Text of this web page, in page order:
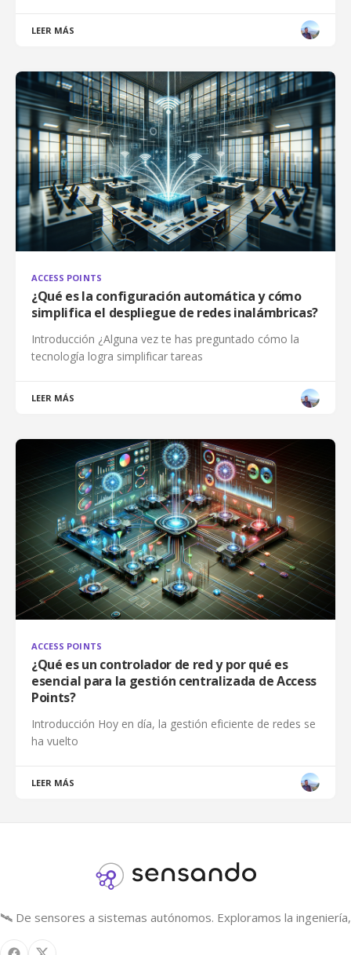
LEER MÁS
ACCESS POINTS
¿Qué es la configuración automática y cómo
simplifica el despliegue de redes inalámbricas?
Introducción ¿Alguna vez te has preguntado cómo la
tecnología logra simplificar tareas
LEER MÁS
ACCESS POINTS
¿Qué es un controlador de red y por qué es
esencial para la gestión centralizada de Access
Points?
Introducción Hoy en día, la gestión eficiente de redes se
ha vuelto
LEER MÁS
🛰️ De sensores a sistemas autónomos. Exploramos la